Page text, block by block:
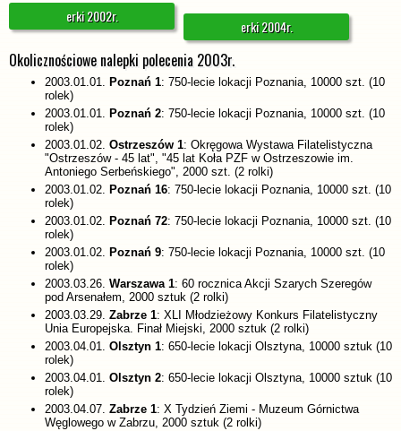
erki 2002r.
erki 2004r.
Okolicznościowe nalepki polecenia 2003r.
2003.01.01. Poznań 1: 750-lecie lokacji Poznania, 10000 szt. (10
rolek)
2003.01.01. Poznań 2: 750-lecie lokacji Poznania, 10000 szt. (10
rolek)
2003.01.02. Ostrzeszów 1: Okręgowa Wystawa Filatelistyczna
"Ostrzeszów - 45 lat", "45 lat Koła PZF w Ostrzeszowie im.
Antoniego Serbeńskiego", 2000 szt. (2 rolki)
2003.01.02. Poznań 16: 750-lecie lokacji Poznania, 10000 szt. (10
rolek)
2003.01.02. Poznań 72: 750-lecie lokacji Poznania, 10000 szt. (10
rolek)
2003.01.02. Poznań 9: 750-lecie lokacji Poznania, 10000 szt. (10
rolek)
2003.03.26. Warszawa 1: 60 rocznica Akcji Szarych Szeregów
pod Arsenałem, 2000 sztuk (2 rolki)
2003.03.29. Zabrze 1: XLI Młodzieżowy Konkurs Filatelistyczny
Unia Europejska. Finał Miejski, 2000 sztuk (2 rolki)
2003.04.01. Olsztyn 1: 650-lecie lokacji Olsztyna, 10000 sztuk (10
rolek)
2003.04.01. Olsztyn 2: 650-lecie lokacji Olsztyna, 10000 sztuk (10
rolek)
2003.04.07. Zabrze 1: X Tydzień Ziemi - Muzeum Górnictwa
Węglowego w Zabrzu, 2000 sztuk (2 rolki)